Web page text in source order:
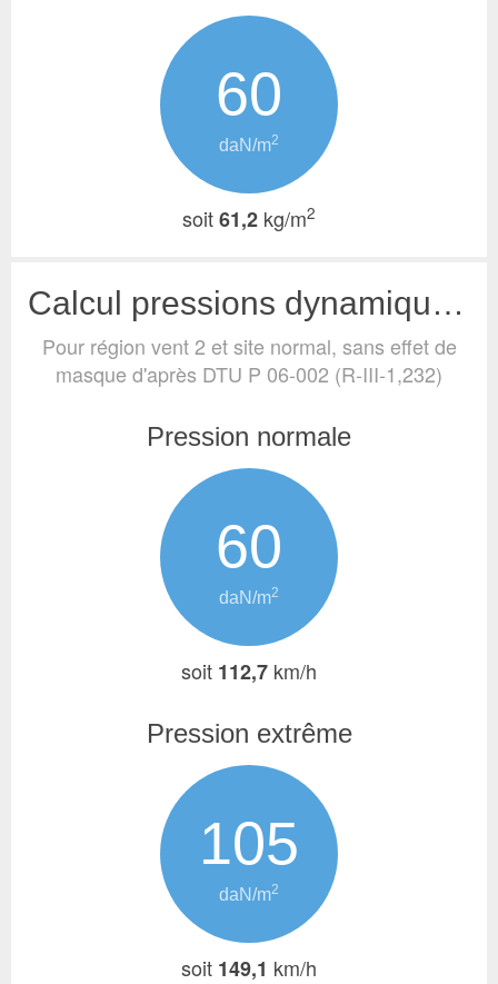
60
daN/m2
soit61,2 kg/m2
Calcul pressions dynamiques de base (vent)
Pour région vent 2 et site normal, sans effet de
masque d'après DTU P 06-002 (R-III-1,232)
Pression normale
60
daN/m2
soit 112,7 km/h
Pression extrême
105
daN/m2
soit 149,1 km/h